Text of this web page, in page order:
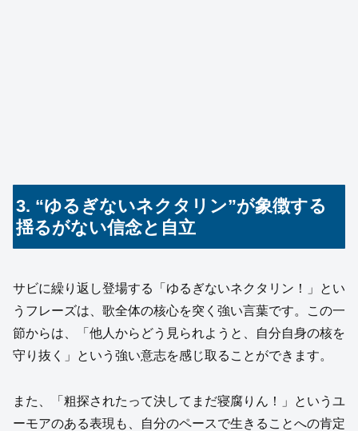
3. “ゆるぎないネクタリン”が象徴する
揺るがない信念と自立
サビに繰り返し登場する「ゆるぎないネクタリン！」とい
うフレーズは、歌全体の核心を突く強い言葉です。この一
節からは、「他人からどう見られようと、自分自身の核を
守り抜く」という強い意志を感じ取ることができます。
また、「粗探されたって決してまだ寝腐りん！」というユ
ーモアのある表現も、自分のペースで生きることへの肯定